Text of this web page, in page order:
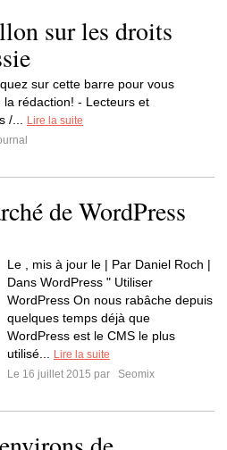
sur les droits
sur cette barre pour vous
rédaction! - Lecteurs et
/...
Lire la suite
de WordPress
Le , mis à jour le | Par Daniel Roch |
Dans WordPress " Utiliser
WordPress On nous rabâche depuis
quelques temps déjà que
WordPress est le CMS le plus
utilisé...
Lire la suite
Le 16 juillet 2015 par
Seomix